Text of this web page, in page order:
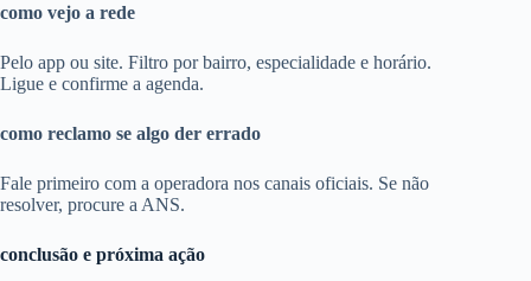
como vejo a rede
Pelo app ou site. Filtro por bairro, especialidade e horário.
Ligue e confirme a agenda.
como reclamo se algo der errado
Fale primeiro com a operadora nos canais oficiais. Se não
resolver, procure a ANS.
conclusão e próxima ação